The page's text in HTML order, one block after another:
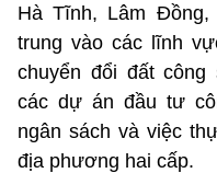
Hà Tĩnh, Lâm
trung vào các lĩnh
chuyển đổi đất
các dự án đầu tư
ngân sách và việc
địa phương hai cấp.